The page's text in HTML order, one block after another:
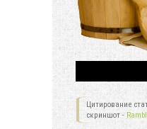
Цитирование
скриншот -